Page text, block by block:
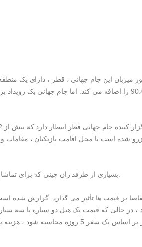
90،000 را اضافه می کند. اما جام جهانی یک
بر قیمت ها تأثیر می گذارد. گزارش شده